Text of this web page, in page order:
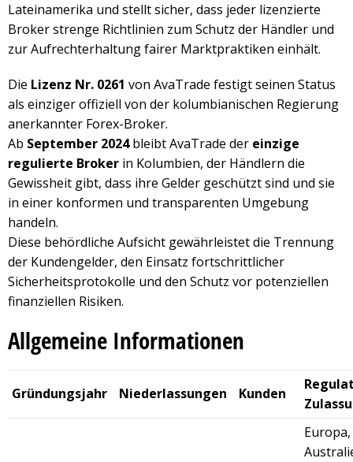
Lateinamerika und stellt sicher, dass jeder lizenzierte
Broker strenge Richtlinien zum Schutz der Händler und
zur Aufrechterhaltung fairer Marktpraktiken einhält.
Die Lizenz Nr. 0261 von AvaTrade festigt seinen Status
als einziger offiziell von der kolumbianischen Regierung
anerkannter Forex-Broker.
Ab September 2024bleibt AvaTrade der einzige
regulierte Broker in Kolumbien, der Händlern die
Gewissheit gibt, dass ihre Gelder geschützt sind und sie
in einer konformen und transparenten Umgebung
handeln.
Diese behördliche Aufsicht gewährleistet die Trennung
der Kundengelder, den Einsatz fortschrittlicher
Sicherheitsprotokolle und den Schutz vor potenziellen
finanziellen Risiken.
Allgemeine Informationen
Gründungsjahr Niederlassungen Kunden
Europa,